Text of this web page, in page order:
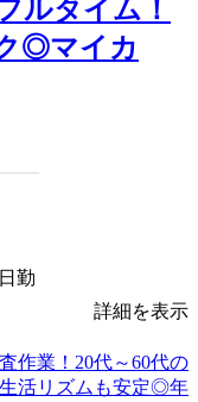
ルタイム！
◎マイカ
勤
詳細を表示